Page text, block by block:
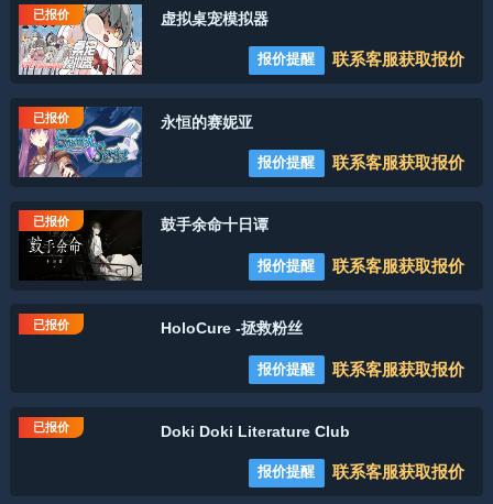
已报价 虚拟桌宠模拟器
报价提醒 联系客服获取报价
已报价 永恒的赛妮亚
报价提醒 联系客服获取报价
已报价 鼓手余命十日谭
报价提醒 联系客服获取报价
已报价 HoloCure -拯救粉丝
报价提醒 联系客服获取报价
已报价 Doki Doki Literature Club
报价提醒 联系客服获取报价